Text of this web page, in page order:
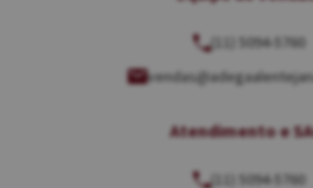
(11) 5094-5760
Atendimento e
(11) 5094-5760